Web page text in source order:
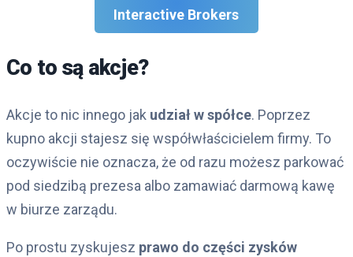
Interactive Brokers
Co to są akcje?
Akcje to nic innego jak udział w spółce. Poprzez
kupno akcji stajesz się współwłaścicielem firmy. To
oczywiście nie oznacza, że od razu możesz parkować
pod siedzibą prezesa albo zamawiać darmową kawę
w biurze zarządu.
Po prostu zyskujesz prawo do części zysków